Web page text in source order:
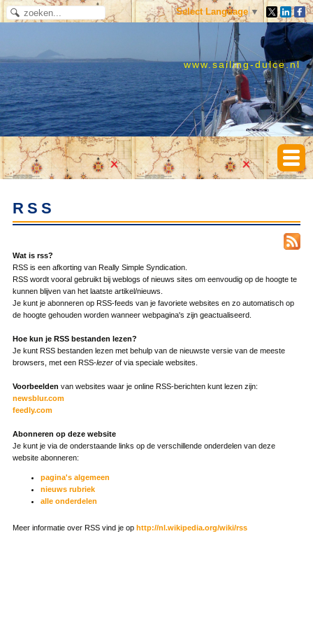
Select Language ▼
www.sailing-dulce.nl
RSS
Wat is rss?
RSS is een afkorting van Really Simple Syndication.
RSS wordt vooral gebruikt bij weblogs of nieuws sites om eenvoudig op de hoogte te
kunnen blijven van het laatste artikel/nieuws.
Je kunt je abonneren op RSS-feeds van je favoriete websites en zo automatisch op
de hoogte gehouden worden wanneer webpagina's zijn geactualiseerd.
Hoe kun je RSS bestanden lezen?
Je kunt RSS bestanden lezen met behulp van de nieuwste versie van de meeste
browsers, met een RSS-lezerof via speciale websites.
Voorbeelden van websites waar je online RSS-berichten kunt lezen zijn:
newsblur.com
feedly.com
Abonneren op deze website
Je kunt je via de onderstaande links op de verschillende onderdelen van deze
website abonneren:
pagina's algemeen
nieuws rubriek
alle onderdelen
Meer informatie over RSS vind je op http://nl.wikipedia.org/wiki/rss